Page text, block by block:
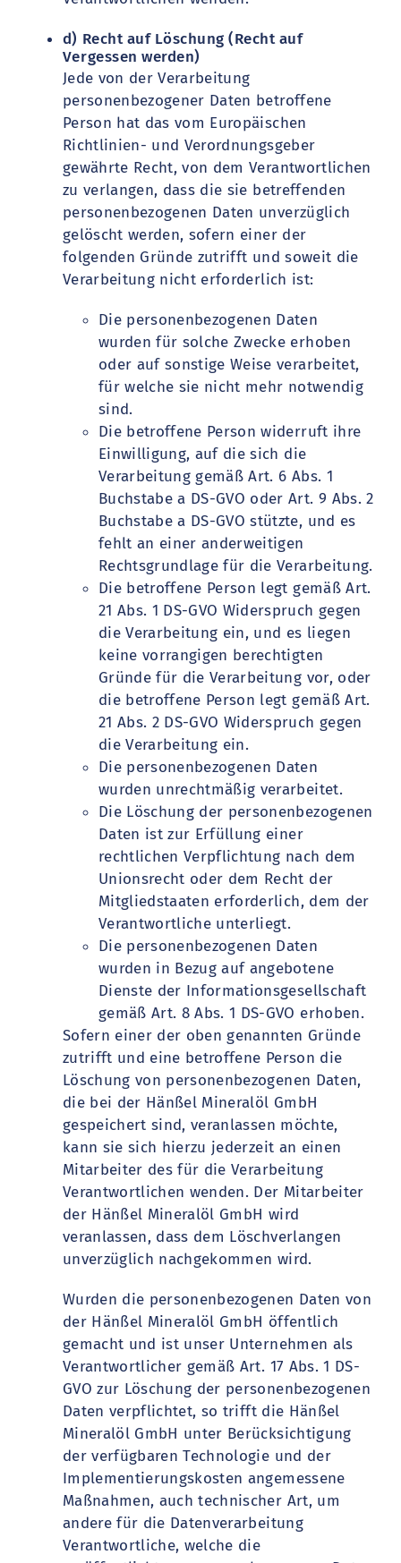
d) Recht auf Löschung (Recht auf
Vergessen werden)
Jede von der Verarbeitung
personenbezogener Daten betroffene
Person hat das vom Europäischen
Richtlinien- und Verordnungsgeber
gewährte Recht, von dem Verantwortlichen
zu verlangen, dass die sie betreffenden
personenbezogenen Daten unverzüglich
gelöscht werden, sofern einer der
folgenden Gründe zutrifft und soweit die
Verarbeitung nicht erforderlich ist:
Die personenbezogenen Daten
wurden für solche Zwecke erhoben
oder auf sonstige Weise verarbeitet,
für welche sie nicht mehr notwendig
sind.
Die betroffene Person widerruft ihre
Einwilligung, auf die sich die
Verarbeitung gemäß Art. 6 Abs. 1
Buchstabe a DS-GVO oder Art. 9 Abs. 2
Buchstabe a DS-GVO stützte, und es
fehlt an einer anderweitigen
Rechtsgrundlage für die Verarbeitung.
Die betroffene Person legt gemäß Art.
21 Abs. 1 DS-GVO Widerspruch gegen
die Verarbeitung ein, und es liegen
keine vorrangigen berechtigten
Gründe für die Verarbeitung vor, oder
die betroffene Person legt gemäß Art.
21 Abs. 2 DS-GVO Widerspruch gegen
die Verarbeitung ein.
Die personenbezogenen Daten
wurden unrechtmäßig verarbeitet.
Die Löschung der personenbezogenen
Daten ist zur Erfüllung einer
rechtlichen Verpflichtung nach dem
Unionsrecht oder dem Recht der
Mitgliedstaaten erforderlich, dem der
Verantwortliche unterliegt.
Die personenbezogenen Daten
wurden in Bezug auf angebotene
Dienste der Informationsgesellschaft
gemäß Art. 8 Abs. 1 DS-GVO erhoben.
Sofern einer der oben genannten Gründe
zutrifft und eine betroffene Person die
Löschung von personenbezogenen Daten,
die bei der Hänßel Mineralöl GmbH
gespeichert sind, veranlassen möchte,
kann sie sich hierzu jederzeit an einen
Mitarbeiter des für die Verarbeitung
Verantwortlichen wenden. Der Mitarbeiter
der Hänßel Mineralöl GmbH wird
veranlassen, dass dem Löschverlangen
unverzüglich nachgekommen wird.
Wurden die personenbezogenen Daten von
der Hänßel Mineralöl GmbH öffentlich
gemacht und ist unser Unternehmen als
Verantwortlicher gemäß Art. 17 Abs. 1 DS-
GVO zur Löschung der personenbezogenen
Daten verpflichtet, so trifft die Hänßel
Mineralöl GmbH unter Berücksichtigung
der verfügbaren Technologie und der
Implementierungskosten angemessene
Maßnahmen, auch technischer Art, um
andere für die Datenverarbeitung
Verantwortliche, welche die